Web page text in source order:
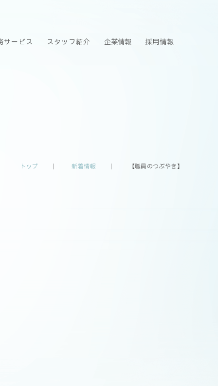
サービス スタッフ紹介 企業情報 採用情報
トップ 新着情報 【職員のつぶやき】